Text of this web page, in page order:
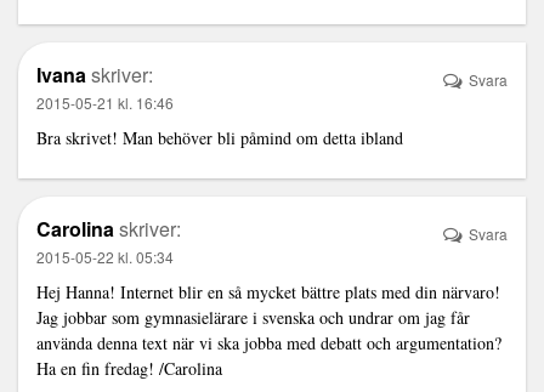
Ivanaskriver:
2015-05-21 kl. 16:46
Bra skrivet! Man behöver bli påmind om detta ibland
Svara
Carolinaskriver:
2015-05-22 kl. 05:34
Hej Hanna! Internet blir en så mycket bättre plats med din närvaro!
Jag jobbar som gymnasielärare i svenska och undrar om jag får
använda denna text när vi ska jobba med debatt och argumentation?
Ha en fin fredag! /Carolina
Svara